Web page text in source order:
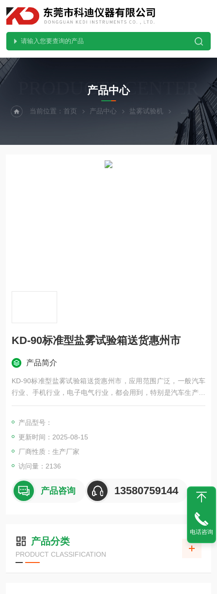
PRODUCTS CENTER
产品中心
当前位置：首页 产品中心 盐雾试验机 连续式盐雾
KD-90标准型盐雾试验箱送货惠州市
产品简介
KD-90标准型盐雾试验箱送货惠州市，应用范围广泛，一般汽车
行业、手机行业，电子电气行业，都会用到，特别是汽车生产厂
家，东莞市科迪仪器有限公司是一家专业生产销售盐雾试验箱的
值得您信赖的厂家。
产品型号：
更新时间：2025-08-15
厂商性质：生产厂家
访问量：2136
产品咨询 13580759144
产品分类
PRODUCT CLASSIFICATION
电话咨询